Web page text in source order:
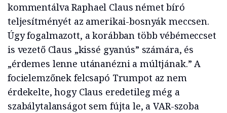
kommentálva Raphael Claus német bíró
teljesítményét az amerikai-bosnyák meccsen.
Úgy fogalmazott, a korábban több vébémeccset
is vezető Claus „kissé gyanús” számára, és
„érdemes lenne utánanézni a múltjának.” A
focielemzőnek felcsapó Trumpot az nem
érdekelte, hogy Claus eredetileg még a
szabálytalanságot sem fújta le, a VAR-szoba